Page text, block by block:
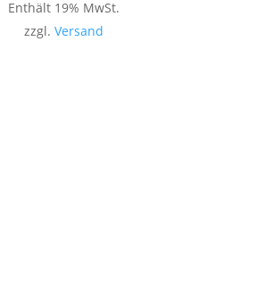
Enthält 19% MwSt.
zzgl. Versand